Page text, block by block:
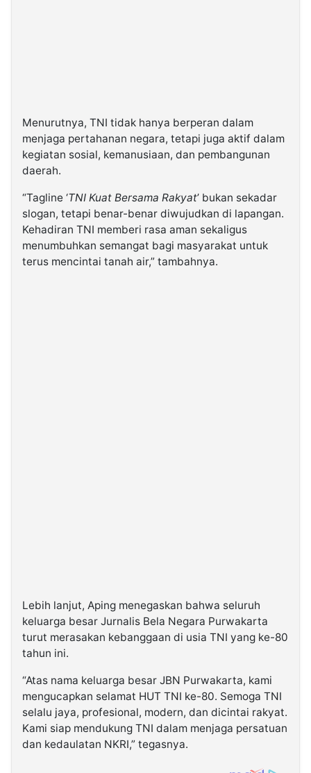
Menurutnya, TNI tidak hanya berperan dalam
menjaga pertahanan negara, tetapi juga aktif dalam
kegiatan sosial, kemanusiaan, dan pembangunan
daerah.
“Tagline ‘TNI Kuat Bersama Rakyat’ bukan sekadar
slogan, tetapi benar-benar diwujudkan di lapangan.
Kehadiran TNI memberi rasa aman sekaligus
menumbuhkan semangat bagi masyarakat untuk
terus mencintai tanah air,” tambahnya.
Lebih lanjut, Aping menegaskan bahwa seluruh
keluarga besar Jurnalis Bela Negara Purwakarta
turut merasakan kebanggaan di usia TNI yang ke-80
tahun ini.
“Atas nama keluarga besar JBN Purwakarta, kami
mengucapkan selamat HUT TNI ke-80. Semoga TNI
selalu jaya, profesional, modern, dan dicintai rakyat.
Kami siap mendukung TNI dalam menjaga persatuan
dan kedaulatan NKRI,” tegasnya.